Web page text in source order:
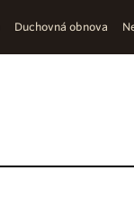
Duchovná obnova